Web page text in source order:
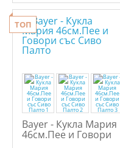
ТОП
Bayer - Кукла Мария
46см.Пее и Говори